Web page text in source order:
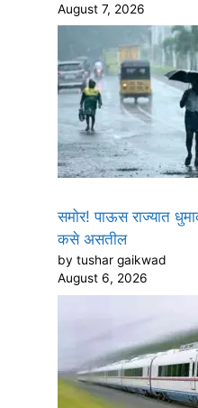
August 7, 2026
समोर! पाऊस राज्यात
कसे असतील
by tushar gaikwad
August 6, 2026